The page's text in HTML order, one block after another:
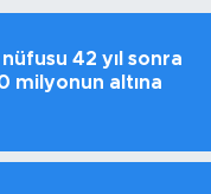
42 yıl sonra
milyonun altına